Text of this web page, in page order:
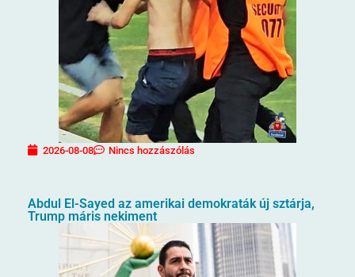
2026-08-08 Nincs hozzászólás
Abdul El-Sayed az amerikai demokraták új sztárja,
Trump máris nekiment